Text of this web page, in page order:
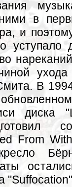
в
и
уступало
В
диска
From